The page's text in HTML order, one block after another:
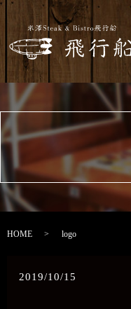
HOME logo
2019/10/15